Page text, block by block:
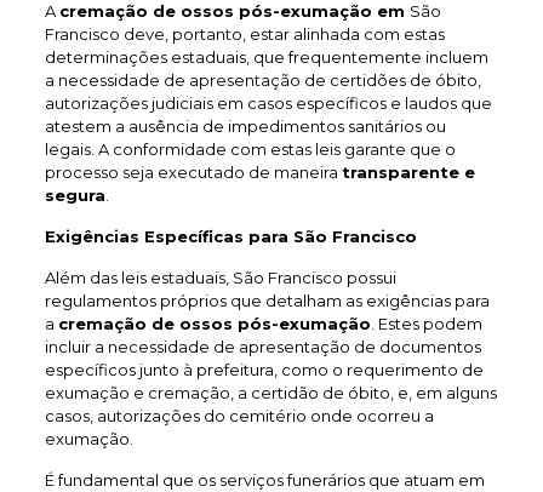
A cremação de ossos pós-exumação em São
Francisco deve, portanto, estar alinhada com estas
determinações estaduais, que frequentemente incluem
a necessidade de apresentação de certidões de óbito,
autorizações judiciais em casos específicos e laudos que
atestem a ausência de impedimentos sanitários ou
legais. A conformidade com estas leis garante que o
processo seja executado de maneira transparente e
segura
Exigências Específicas para São Francisco
Além das leis estaduais, São Francisco possui
regulamentos próprios que detalham as exigências para
a cremação de ossos pós-exumação . Estes podem
incluir a necessidade de apresentação de documentos
específicos junto à prefeitura, como o requerimento de
exumação e cremação, a certidão de óbito, e, em alguns
casos, autorizações do cemitério onde ocorreu a
exumação.
É fundamental que os serviços funerários que atuam em